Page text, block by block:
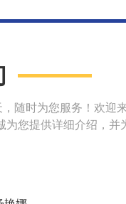
随时为您服务！欢迎
为您提供详细介绍，并